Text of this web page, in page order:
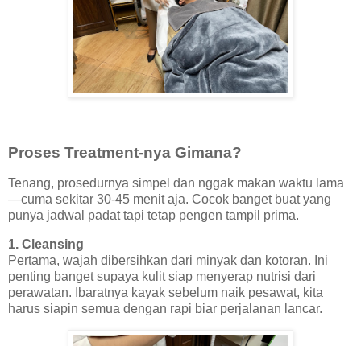
Proses Treatment-nya Gimana?
Tenang, prosedurnya simpel dan nggak makan waktu lama
—cuma sekitar 30-45 menit aja. Cocok banget buat yang
punya jadwal padat tapi tetap pengen tampil prima.
1. Cleansing
Pertama, wajah dibersihkan dari minyak dan kotoran. Ini
penting banget supaya kulit siap menyerap nutrisi dari
perawatan. Ibaratnya kayak sebelum naik pesawat, kita
harus siapin semua dengan rapi biar perjalanan lancar.